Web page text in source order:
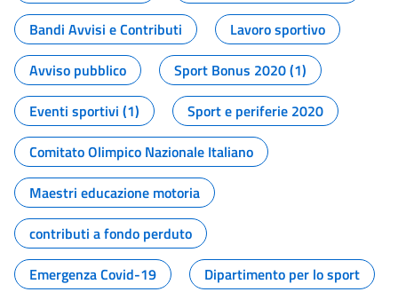
Bandi Avvisi e Contributi
Lavoro sportivo
Avviso pubblico
Sport Bonus 2020 (1)
Eventi sportivi (1)
Sport e periferie 2020
Comitato Olimpico Nazionale Italiano
Maestri educazione motoria
contributi a fondo perduto
Emergenza Covid-19
Dipartimento per lo sport